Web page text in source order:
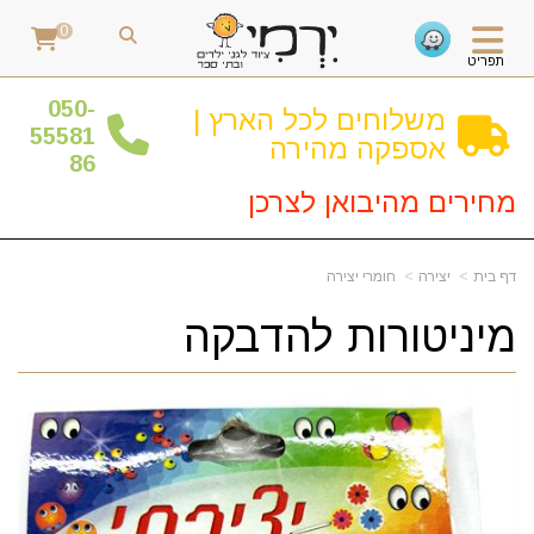
תפריט
0
משלוחים לכל הארץ |
אספקה מהירה
050-
55581
86
מחירים מהיבואן לצרכן
דף בית יצירה חומרי יצירה
מיניטורות להדבקה